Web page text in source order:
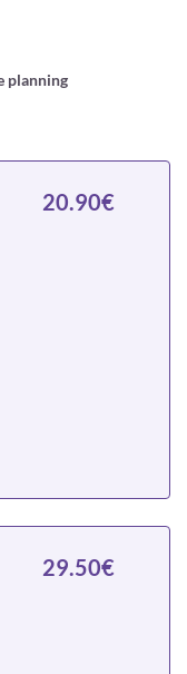
planning
20.90€
29.50€